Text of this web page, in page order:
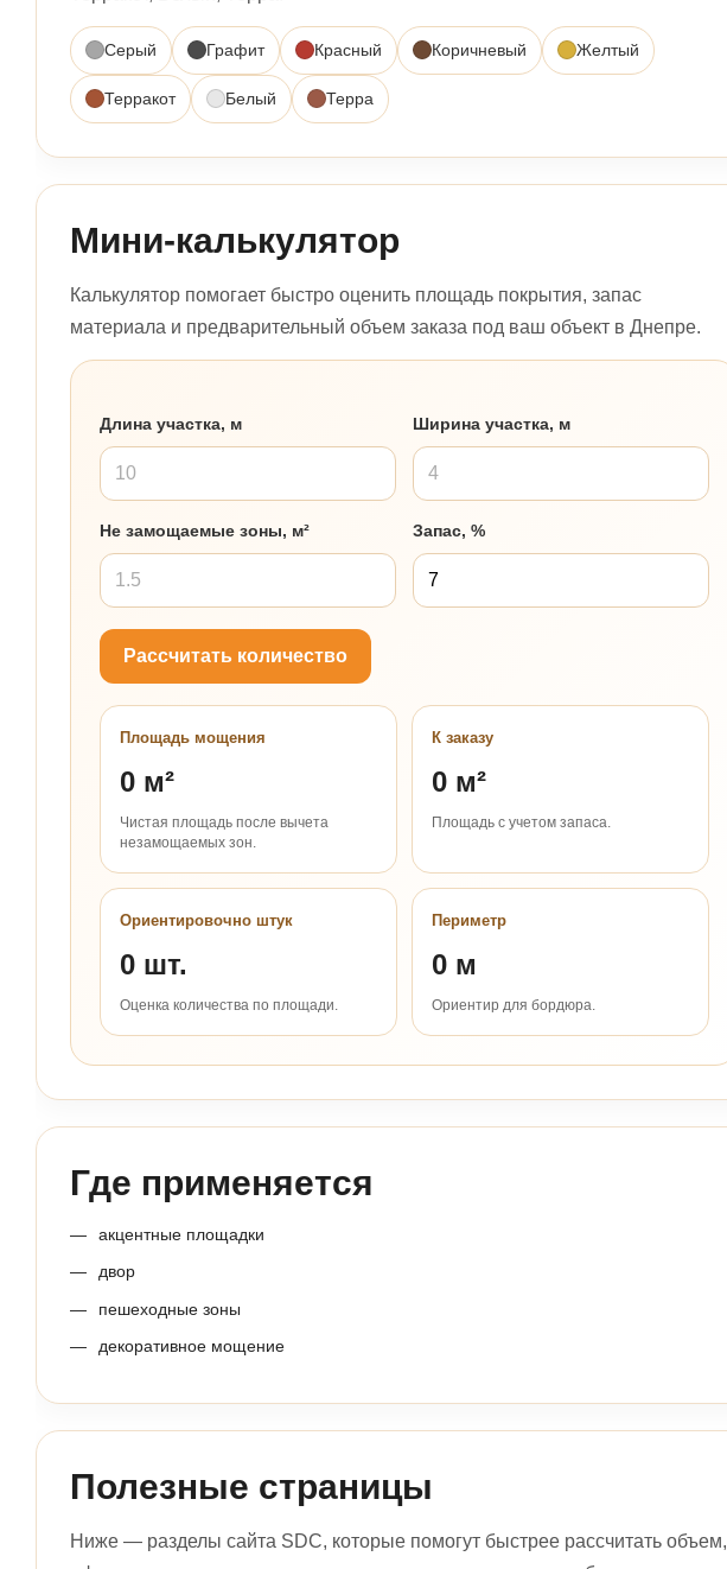
Серый Графит Красный Коричневый Желтый
Терракот Белый Терра
Мини-калькулятор
Калькулятор помогает быстро оценить площадь покрытия, запас
материала и предварительный объем заказа под ваш объект в Днепре.
Длина участка, м Ширина участка, м
Не замощаемые зоны, м² Запас, %
Рассчитать количество
Площадь мощения
0 м²
Чистая площадь после вычета
незамощаемых зон.
К заказу
0 м²
Площадь с учетом запаса.
Ориентировочно штук
0 шт.
Оценка количества по площади.
Периметр
0 м
Ориентир для бордюра.
Где применяется
акцентные площадки
двор
пешеходные зоны
декоративное мощение
Полезные страницы
Ниже — разделы сайта SDC, которые помогут быстрее рассчитать объем,